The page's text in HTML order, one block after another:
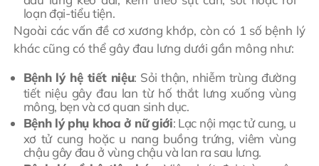
loạn đại-tiểu tiện.
Ngoài các vấn đề cơ xương khớp, còn có 1 số bệnh lý
khác cũng có thể gây đau lưng dưới gần mông như:
Bệnh lý hệ tiết niệu: Sỏi thận, nhiễm trùng đường
tiết niệu gây đau lan từ hố thắt lưng xuống vùng
mông, bẹn và cơ quan sinh dục.
Bệnh lý phụ khoa ở nữ giới: Lạc nội mạc tử cung, u
xơ tử cung hoặc u nang buồng trứng, viêm vùng
chậu gây đau ở vùng chậu và lan ra sau lưng.